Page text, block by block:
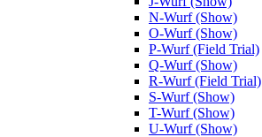
N-Wurf (Show)
O-Wurf (Show)
P-Wurf (Field Trial)
Q-Wurf (Show)
R-Wurf (Field Trial)
S-Wurf (Show)
T-Wurf (Show)
U-Wurf (Show)